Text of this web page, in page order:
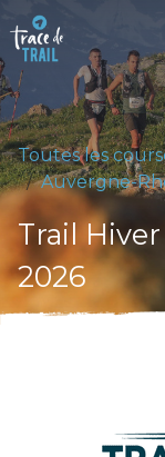
Toutes les
Auvergne-
Trail
2026